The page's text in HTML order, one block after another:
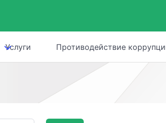
Услуги Противодействие